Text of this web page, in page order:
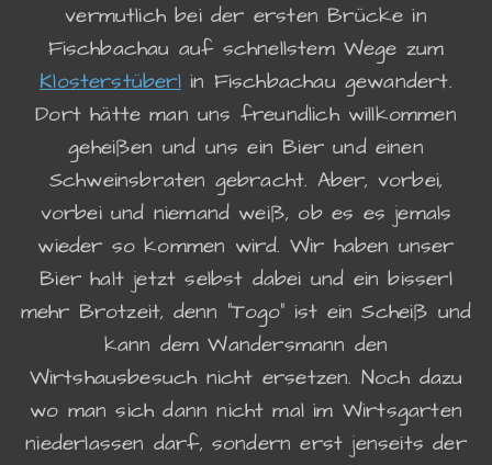
vermutlich bei der ersten Brücke in
Fischbachau auf schnellstem Wege zum
Klosterstüberlin Fischbachau gewandert.
Dort hätte man uns freundlich willkommen
geheißen und uns ein Bier und einen
Schweinsbraten gebracht. Aber, vorbei,
vorbei und niemand weiß, ob es es jemals
wieder so kommen wird. Wir haben unser
Bier halt jetzt selbst dabei und ein bisserl
mehr Brotzeit, denn "Togo" ist ein Scheiß und
kann dem Wandersmann den
Wirtshausbesuch nicht ersetzen. Noch dazu
wo man sich dann nicht mal im Wirtsgarten
niederlassen darf, sondern erst jenseits der